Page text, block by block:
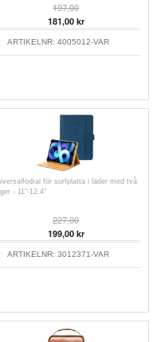
197,00
181,00kr
ARTIKELNR: 4005012-VAR
för surfplatta i läder med två
- 11"-12.4"
227,00
199,00kr
ARTIKELNR: 3012371-VAR